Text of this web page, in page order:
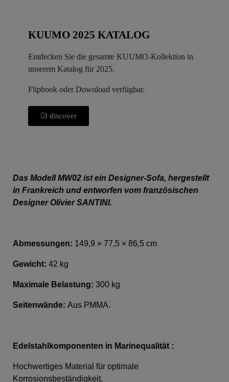
KUUMO 2025 KATALOG
Entdecken Sie die gesamte KUUMO-Kollektion in
unserem Katalog für 2025.
Flipbook oder Download verfügbar.
I discover
Das Modell MW02 ist ein Designer-Sofa, hergestellt
in Frankreich und entworfen vom französischen
Designer Olivier SANTINI.
Abmessungen: 149,9 × 77,5 × 86,5 cm
Gewicht: 42 kg
Maximale Belastung: 300 kg
Seitenwände: Aus PMMA.
Edelstahlkomponenten in Marinequalität :
Hochwertiges Material für optimale
Korrosionsbeständigkeit.